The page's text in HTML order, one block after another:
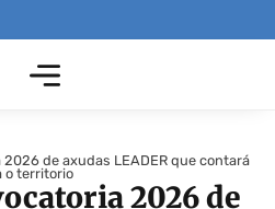
de axudas LEADER que contará
o territorio
2026 de